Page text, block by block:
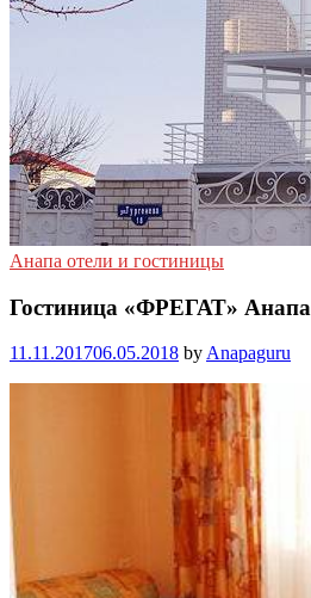
Анапа отели и гостиницы
Гостиница «ФРЕГАТ» Анапа
11.11.201706.05.2018 by Anapaguru